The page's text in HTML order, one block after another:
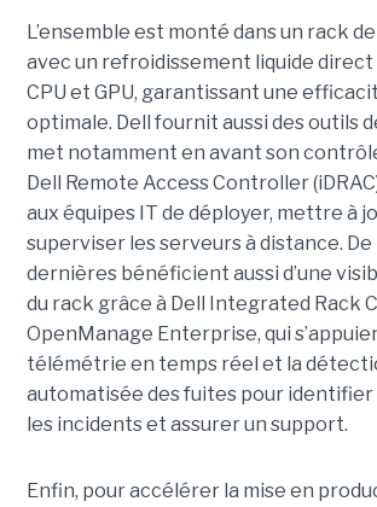
L’ensemble est monté dans un rack
avec un refroidissement liquide direct
CPU et GPU, garantissant une
optimale. Dell fournit aussi des outils
met notamment en avant son
Dell Remote Access Controller
aux équipes IT de déployer, mettre à
superviser les serveurs à distance. De
dernières bénéficient aussi d’une
du rack grâce à Dell Integrated Rack
OpenManage Enterprise, qui
télémétrie en temps réel et la
automatisée des fuites pour
les incidents et assurer un support.
Enfin, pour accélérer la mise en